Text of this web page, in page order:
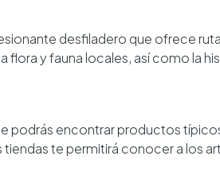
desfiladero que ofrece
flora y fauna locales, así como la
podrás encontrar productos
tiendas te permitirá conocer a los